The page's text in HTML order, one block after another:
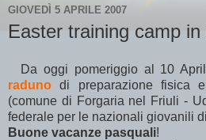
GIOVEDÌ 5 APRILE 2007
Easter training camp
Da oggi pomeriggio al 10
raduno di preparazione fisica
(comune di Forgaria nel Friuli -
federale per le nazionali giovanili
Buone vacanze pasquali!